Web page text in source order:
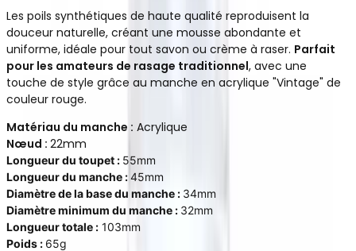
Les poils synthétiques de haute qualité reproduisent la
douceur naturelle, créant une mousse abondante et
uniforme, idéale pour tout savon ou crème à raser. Parfait
pour les amateurs de rasage traditionnel, avec une
touche de style grâce au manche en acrylique "Vintage" de
couleur rouge.
Matériau du manche : Acrylique
Nœud : 22mm
Longueur du toupet : 55mm
Longueur du manche :45mm
Diamètre de la base du manche : 34mm
Diamètre minimum du manche : 32mm
Longueur totale : 103mm
Poids : 65g